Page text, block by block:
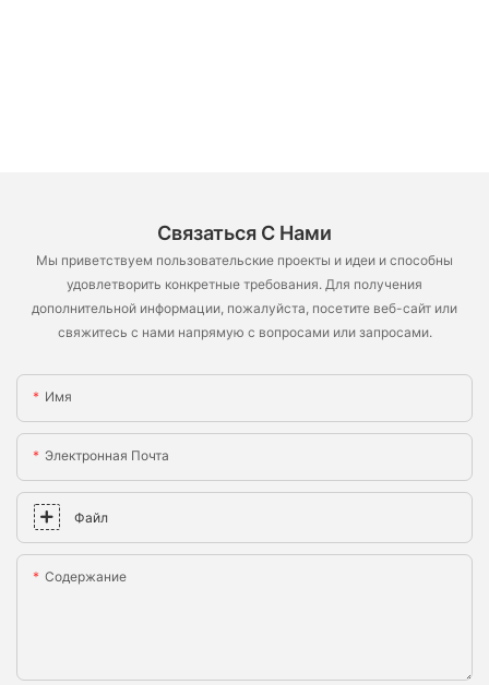
Связаться С Нами
Мы приветствуем пользовательские проекты и идеи и способны
удовлетворить конкретные требования. Для получения
дополнительной информации, пожалуйста, посетите веб-сайт или
свяжитесь с нами напрямую с вопросами или запросами.
Имя
Электронная Почта
Файл
Содержание